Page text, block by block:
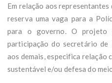
Em relação aos
reserva uma vaga para a
para o governo. O projeto
participação do secretário de
aos demais, especifica relação
sustentável e/ou defesa do